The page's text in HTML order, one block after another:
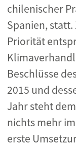
chilenischer
Spanien, statt.
Priorität
Beschlüsse
2015 und
Jahr steht
nichts mehr
erste